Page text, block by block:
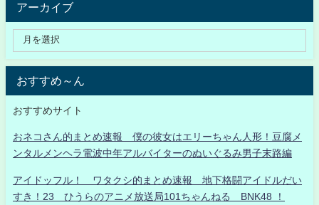
アーカイブ
おすすめ～ん
おすすめサイト
おネコさん的まとめ速報 僕の彼女はエリーちゃん人形！豆腐メ
ンタルメンヘラ電波中年アルバイターのぬいぐるみ男子末路編
アイドッフル！ ワタクシ的まとめ速報 地下格闘アイドルだい
すき！23 ひうらのアニメ放送局101ちゃんねる BNK48 ！